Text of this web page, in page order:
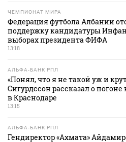
ЧЕМПИОНАТ МИРА
Федерация футбола Албании
поддержку кандидатуры
выборах президента ФИФА
13:18
АЛЬФА-БАНК РПЛ
«Понял, что я не такой уж и
Сигурдссон рассказал о
в Краснодаре
13:15
АЛЬФА-БАНК РПЛ
Гендиректор «Ахмата»